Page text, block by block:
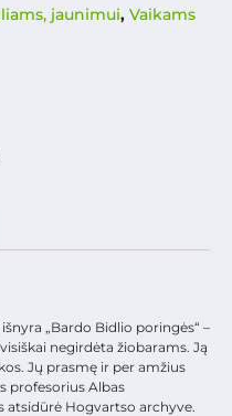
jaunimui, Vaikams
„Bardo Bidlio poringės“ –
negirdėta žiobarams. Ją
Jų prasmę ir per amžius
profesorius Albas
atsidūrė Hogvartso archyve.